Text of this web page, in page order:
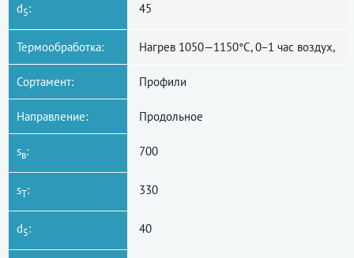
d5: 45
Термообработка: Нагрев 1050—1150°C, 0−1 час воздух,
Сортамент: Профили
Направление: Продольное
sв: 700
sT: 330
d5: 40